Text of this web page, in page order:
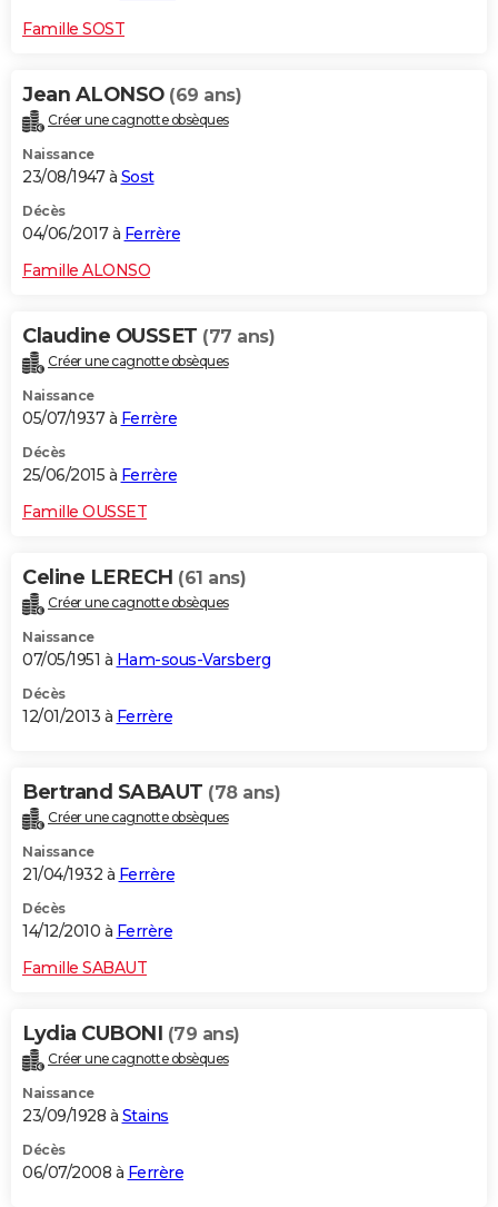
Famille SOST
Jean ALONSO (69 ans)
Créer une cagnotte obsèques
Naissance
23/08/1947 à Sost
Décès
04/06/2017 à Ferrère
Famille ALONSO
Claudine OUSSET (77 ans)
Créer une cagnotte obsèques
Naissance
05/07/1937 à Ferrère
Décès
25/06/2015 à Ferrère
Famille OUSSET
Celine LERECH (61 ans)
Créer une cagnotte obsèques
Naissance
07/05/1951 à Ham-sous-Varsberg
Décès
12/01/2013 à Ferrère
Bertrand SABAUT (78 ans)
Créer une cagnotte obsèques
Naissance
21/04/1932 à Ferrère
Décès
14/12/2010 à Ferrère
Famille SABAUT
Lydia CUBONI (79 ans)
Créer une cagnotte obsèques
Naissance
23/09/1928 à Stains
Décès
06/07/2008 à Ferrère